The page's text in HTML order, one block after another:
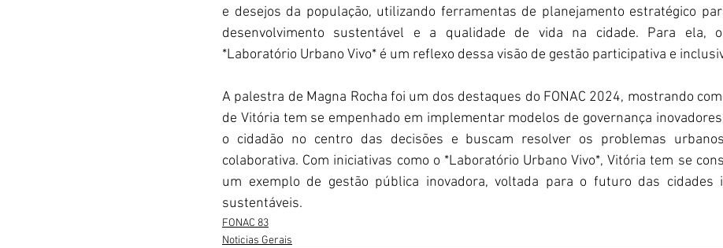
e desejos da população, utilizando ferramentas de planejamento estratégico
desenvolvimento sustentável e a qualidade de vida na cidade. Para ela,
*Laboratório Urbano Vivo* é um reflexo dessa visão de gestão participativa e
A palestra de Magna Rocha foi um dos destaques do FONAC 2024, mostrando
de Vitória tem se empenhado em implementar modelos de governança
o cidadão no centro das decisões e buscam resolver os problemas
colaborativa. Com iniciativas como o *Laboratório Urbano Vivo*, Vitória tem se
um exemplo de gestão pública inovadora, voltada para o futuro das cidades
sustentáveis.
FONAC 83
Noticias Gerais